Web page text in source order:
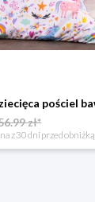
zł*
z 30 dni przed obniżką